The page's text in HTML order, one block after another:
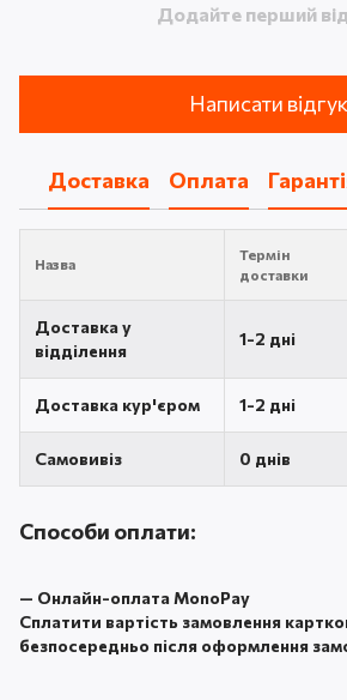
Додайте перший
Написати відгук
Доставка Оплата
Назва
Термін
доставки
Доставка у
відділення
1-2 дні
Доставка кур'єром 1-2 дні
Самовивіз 0 днів
Способи оплати:
— Онлайн-оплата MonoPay
Сплатити вартість замовлення
безпосередньо після оформлення